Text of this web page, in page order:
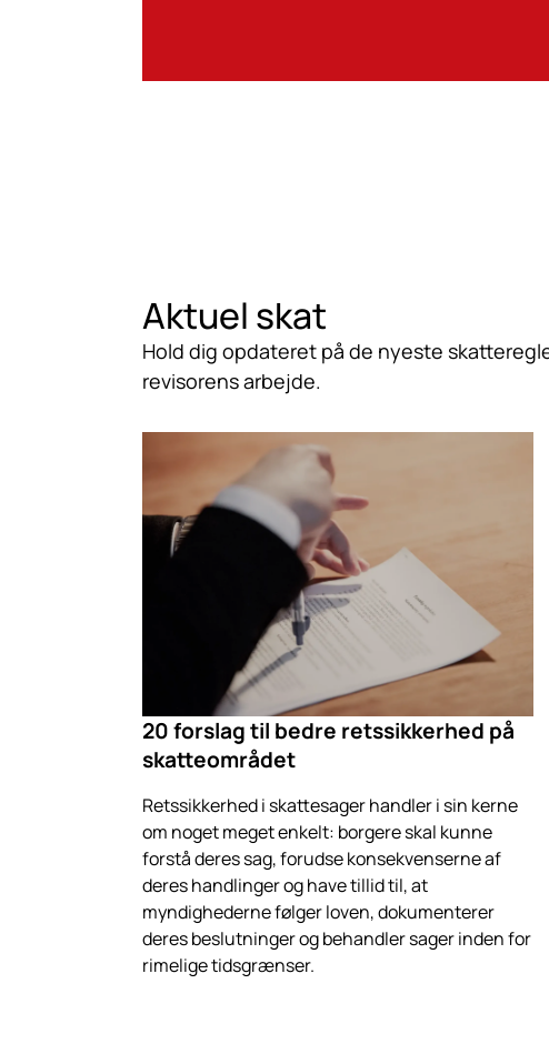
Aktuel skat
Hold dig opdateret på de nyeste
revisorens arbejde.
20 forslag til bedre retssikkerhed på
skatteområdet
Retssikkerhed i skattesager handler i sin kerne
om noget meget enkelt: borgere skal kunne
forstå deres sag, forudse konsekvenserne af
deres handlinger og have tillid til, at
myndighederne følger loven, dokumenterer
deres beslutninger og behandler sager inden for
rimelige tidsgrænser.